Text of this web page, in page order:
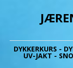
DYKKERKURS -
UV-JAKT -